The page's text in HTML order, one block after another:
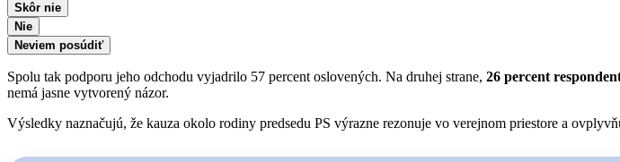
Skôr nie
Nie
Neviem posúdiť
Spolu tak podporu jeho odchodu vyjadrilo 57 percent oslovených. Na druhej strane, 26 percent
nemá jasne vytvorený názor.
Výsledky naznačujú, že kauza okolo rodiny predsedu PS výrazne rezonuje vo verejnom priestore a